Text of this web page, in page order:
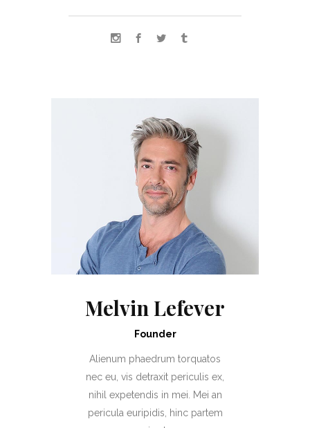
Melvin Lefever
Founder
Alienum phaedrum torquatos
nec eu, vis detraxit periculis ex,
nihil expetendis in mei. Mei an
pericula euripidis, hinc partem